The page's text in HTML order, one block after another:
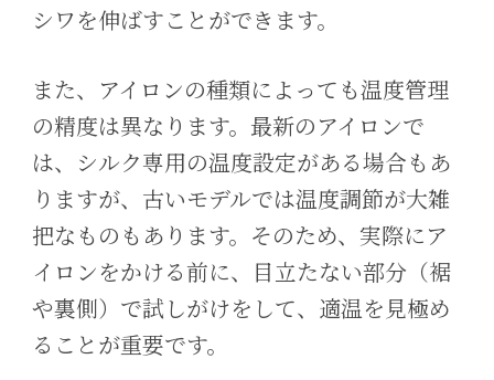
シワを伸ばすことができます。
また、アイロンの種類によっても温度管理
の精度は異なります。最新のアイロンで
は、シルク専用の温度設定がある場合もあ
りますが、古いモデルでは温度調節が大雑
把なものもあります。そのため、実際にア
イロンをかける前に、目立たない部分（裾
や裏側）で試しがけをして、適温を見極め
ることが重要です。